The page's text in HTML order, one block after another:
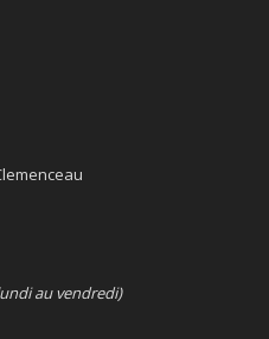
au vendredi)